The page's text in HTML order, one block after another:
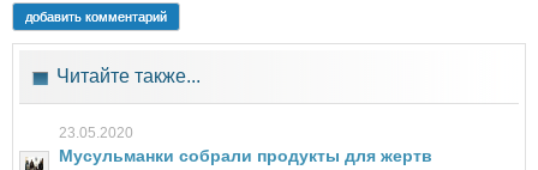
добавить комментарий
Читайте также...
23.05.2020
Мусульманки собрали продукты для жертв